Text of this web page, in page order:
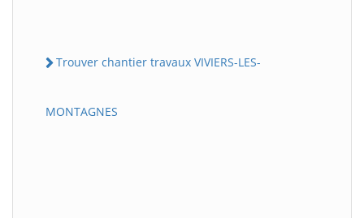
Trouver chantier travaux VIVIERS-LES-
MONTAGNES